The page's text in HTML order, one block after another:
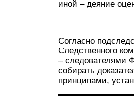
иной – деяние
Согласно
Следственного
– следователями
собирать
принципами,